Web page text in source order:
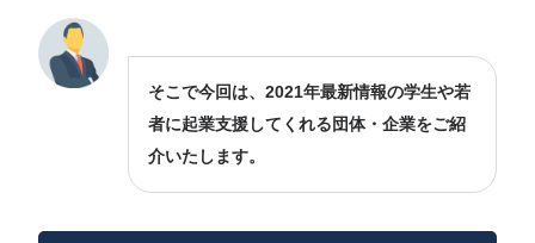
そこで今回は、2021年最新情報の学生や若
者に起業支援してくれる団体・企業をご紹
介いたします。